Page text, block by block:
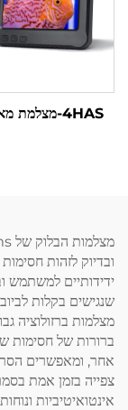
4HAS-מצלמת מאתר דגים
ידידותיים למשתמש
שנגישים בקלות
ברורות של חסימות
אחר, ומאפשרים
צפייה בזמן אמת
אינטואיטיביות